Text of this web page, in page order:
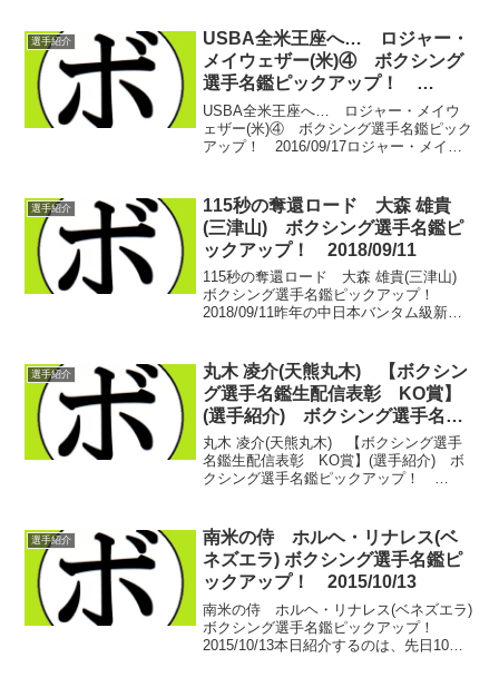
ビュー戦に勝利したところまで…。 ...
選手紹介
USBA全米王座へ… ロジャー・
メイウェザー(米)④ ボクシング
選手名鑑ピックアップ！
2016/09/17
USBA全米王座へ… ロジャー・メイウ
ェザー(米)④ ボクシング選手名鑑ピック
アップ！ 2016/09/17ロジャー・メイウ
の対決に勝ち残り全勝のまま駆け足で地
域王座...
選手紹介
115秒の奪還ロード 大森 雄貴
(三津山) ボクシング選手名鑑ピ
ックアップ！ 2018/09/11
115秒の奪還ロード 大森 雄貴(三津山)
ボクシング選手名鑑ピックアップ！
2018/09/11昨年の中日本バンタム級新人
協栄ジムでアマチュアボクサーとしてリ
ング...
選手紹介
丸木 凌介(天熊丸木) 【ボクシン
グ選手名鑑生配信表彰 KO賞】
(選手紹介) ボクシング選手名鑑
ピックアップ！ 2022/03/03
丸木 凌介(天熊丸木) 【ボクシング選手
名鑑生配信表彰 KO賞】(選手紹介) ボ
クシング選手名鑑ピックアップ！
って、そう叫んでしまったことがある。
イ・...
選手紹介
南米の侍 ホルヘ・リナレス(ベ
ネズエラ) ボクシング選手名鑑ピ
ックアップ！ 2015/10/13
南米の侍 ホルヘ・リナレス(ベネズエラ)
ボクシング選手名鑑ピックアップ！
2015/10/13本日紹介するのは、先日10月